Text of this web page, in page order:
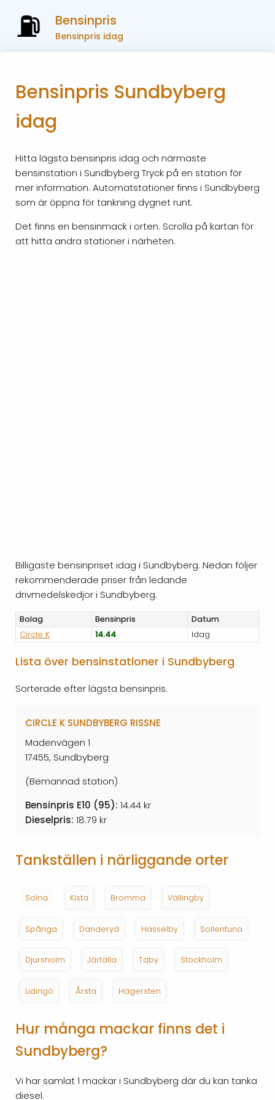
Bensinpris
Bensinpris idag
Bensinpris Sundbyberg
idag
Hitta lägsta bensinpris idag och närmaste
bensinstation i Sundbyberg Tryck på en station för
mer information. Automatstationer finns i Sundbyberg
som är öppna för tankning dygnet runt.
Det finns en bensinmack i orten. Scrolla på kartan för
att hitta andra stationer i närheten.
Billigaste bensinpriset idag i Sundbyberg. Nedan följer
rekommenderade priser från ledande
drivmedelskedjor i Sundbyberg.
Bolag Bensinpris
Datum
Circle K
14.44 Idag
Lista över bensinstationer i Sundbyberg
Sorterade efter lägsta bensinpris.
CIRCLE K SUNDBYBERG RISSNE
Madenvägen 1
17455, Sundbyberg
(Bemannad station)
Bensinpris E10 (95): 14.44 kr
Dieselpris: 18.79 kr
Tankställen i närliggande orter
Solna Kista Bromma Vällingby
Spånga Danderyd Hässelby Sollentuna
Djursholm Järfälla Täby Stockholm
Lidingö Årsta Hägersten
Hur många mackar finns det i
Sundbyberg?
Vi har samlat 1 mackar i Sundbyberg där du kan tanka
diesel.